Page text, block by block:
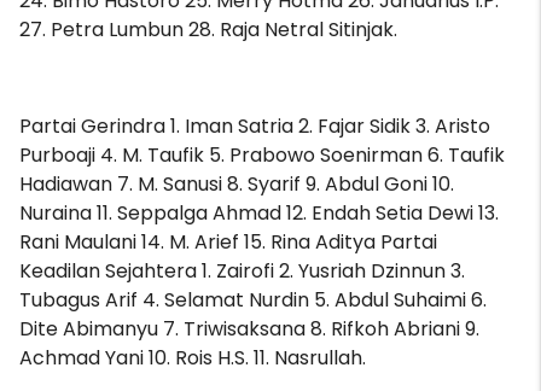
27. Petra Lumbun 28. Raja Netral Sitinjak.
Partai Gerindra 1. Iman Satria 2. Fajar Sidik 3. Aristo
Purboaji 4. M. Taufik 5. Prabowo Soenirman 6. Taufik
Hadiawan 7. M. Sanusi 8. Syarif 9. Abdul Goni 10.
Nuraina 11. Seppalga Ahmad 12. Endah Setia Dewi 13.
Rani Maulani 14. M. Arief 15. Rina Aditya Partai
Keadilan Sejahtera 1. Zairofi 2. Yusriah Dzinnun 3.
Tubagus Arif 4. Selamat Nurdin 5. Abdul Suhaimi 6.
Dite Abimanyu 7. Triwisaksana 8. Rifkoh Abriani 9.
Achmad Yani 10. Rois H.S. 11. Nasrullah.